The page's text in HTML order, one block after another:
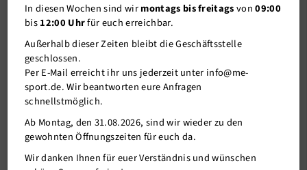
Info Inhalte anzeigen
Stiftung HABRIS ZirkusCamp'21
Workshop: Flowersticks
Nur noch ein kurzer Hinweis zum Datenschutz:
Beim Aufruf des Inhalts werden personenbezogene Daten (IP-
Adresse) an einen externen Anbieter gesendet. Daher ist es
ZirkusCamp 13-15Jahre
TanzCamp
Gesundheit und Fitness
Wassersport
Denksport
In diesen Wochen sind wirmontags bis freitagsvon09:00
bis12:00 Uhrfür euch erreichbar.
Außerhalb dieser Zeiten bleibt die Geschäftsstelle
geschlossen.
Per E-Mail erreicht ihr uns jederzeit unter info@me-
sport.de. Wir beantworten eure Anfragen
schnellstmöglich.
Ab Montag, den 31.08.2026, sind wir wieder zu den
gewohnten Öffnungszeiten für euch da.
Wir danken Ihnen für euer Verständnis und wünschen